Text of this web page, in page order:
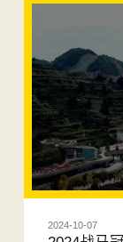
2024-10-07